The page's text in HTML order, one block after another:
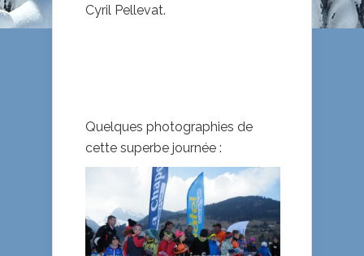
Cyril Pellevat.
Quelques photographies de
cette superbe journée :